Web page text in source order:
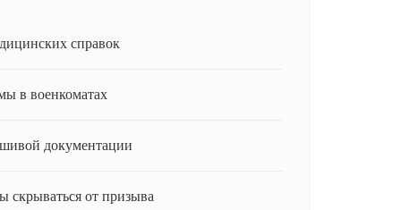
справок
в военкоматах
документации
скрываться от призыва